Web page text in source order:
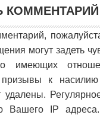
КОММЕНТАРИЙ
могут задеть
имеющих
к
удалены.
Вашего IP